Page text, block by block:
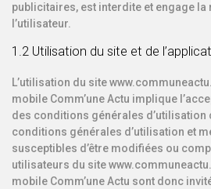
publicitaires, est interdite et engage
l’utilisateur.
1.2 Utilisation du site et de
L’utilisation du site
mobile Comm’une Actu implique
des conditions générales
conditions générales d’utilisation et
susceptibles d’être modifiées ou
utilisateurs du site
mobile Comm’une Actu sont donc